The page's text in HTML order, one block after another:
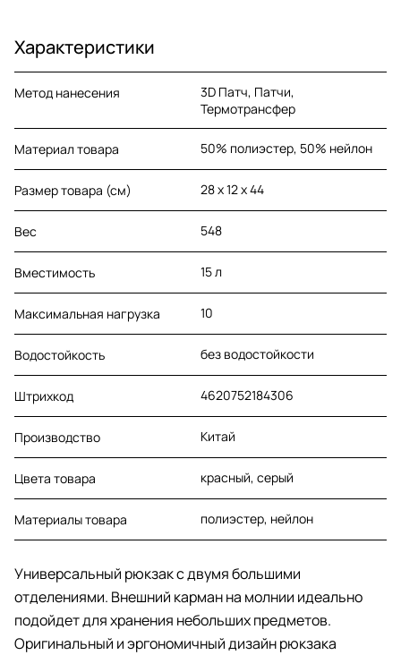
Характеристики
Метод нанесения
3D Патч, Патчи,
Термотрансфер
Материал товара 50% полиэстер, 50% нейлон
Размер товара (см) 28 х 12 х 44
Вес 548
Вместимость 15 л
Максимальная нагрузка 10
Водостойкость без водостойкости
Штрихкод 4620752184306
Производство Китай
Цвета товара красный, серый
Материалы товара полиэстер, нейлон
Универсальный рюкзак с двумя большими
отделениями. Внешний карман на молнии идеально
подойдет для хранения небольших предметов.
Оригинальный и эргономичный дизайн рюкзака